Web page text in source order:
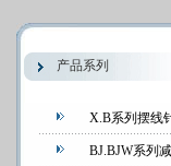
产品系列
X.B系列摆线
BJ.BJW系列